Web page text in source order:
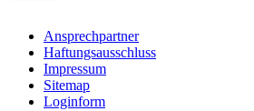
Ansprechpartner
Haftungsausschluss
Impressum
Sitemap
Loginform